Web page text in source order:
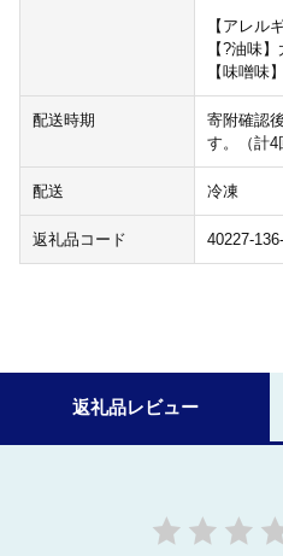
【アレル
【?油味
【味噌味
配送時期
寄附確認
す。（計4
配送 冷凍
返礼品コード 40227-
返礼品レビュー